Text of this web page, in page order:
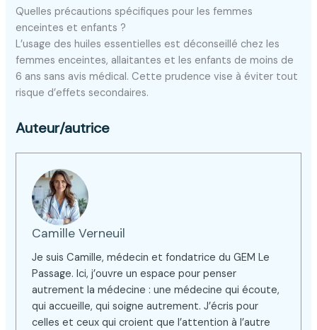
Quelles précautions spécifiques pour les femmes
enceintes et enfants ?
L’usage des huiles essentielles est déconseillé chez les
femmes enceintes, allaitantes et les enfants de moins de
6 ans sans avis médical. Cette prudence vise à éviter tout
risque d’effets secondaires.
Auteur/autrice
Camille Verneuil
Je suis Camille, médecin et fondatrice du GEM Le
Passage. Ici, j’ouvre un espace pour penser
autrement la médecine : une médecine qui écoute,
qui accueille, qui soigne autrement. J’écris pour
celles et ceux qui croient que l’attention à l’autre